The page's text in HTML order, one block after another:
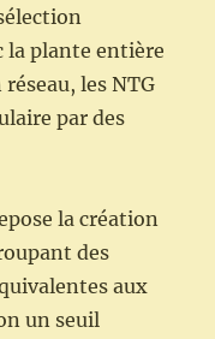
la plante entière
les NTG
par des
la création
des
aux
un seuil